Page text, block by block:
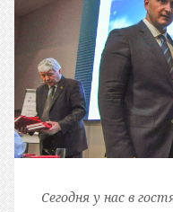
Сегодня у нас в